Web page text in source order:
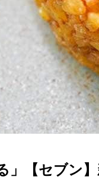
」【セブン